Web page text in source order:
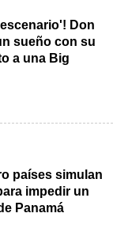
Don
sueño con su
a una Big
países simulan
impedir un
Panamá